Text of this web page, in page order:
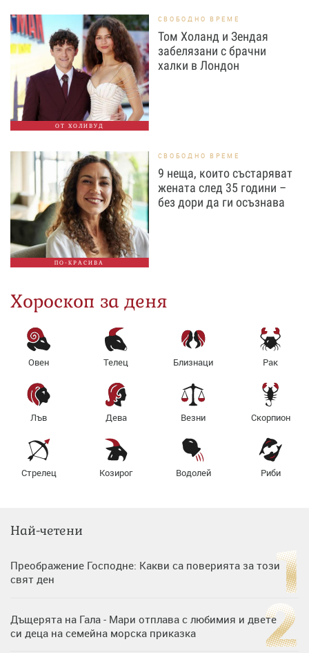
ОТ ХОЛИВУД
СВОБОДНО ВРЕМЕ
Том Холанд и Зендая
забелязани с брачни
халки в Лондон
ПО-КРАСИВА
СВОБОДНО ВРЕМЕ
9 неща, които състаряват
жената след 35 години –
без дори да ги осъзнава
Хороскоп за деня
Овен Телец Близнаци Рак
Лъв Дева Везни Скорпион
Стрелец Козирог Водолей Риби
Най-четени
Преображение Господне: Какви са поверията за този
свят ден
Дъщерята на Гала - Мари отплава с любимия и двете
си деца на семейна морска приказка